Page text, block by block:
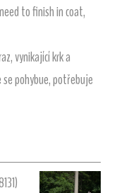
to finish in coat,
vynikající krk a
se pohybue, potřebuje